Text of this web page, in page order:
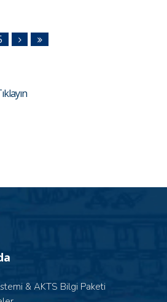
& AKTS Bilgi Paketi